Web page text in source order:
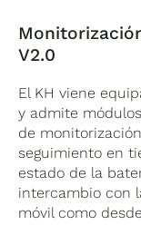
en
hora de elegir
El fabricante
plug and play
protección
cubre la
instalación
complejos.
marcha y
configuración.
V2.0
El KH viene
y admite
de
seguimiento en
estado de la
intercambio con
móvil como